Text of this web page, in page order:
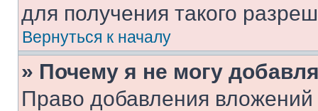
для получения такого
Вернуться к началу
» Почему я не могу
Право добавления